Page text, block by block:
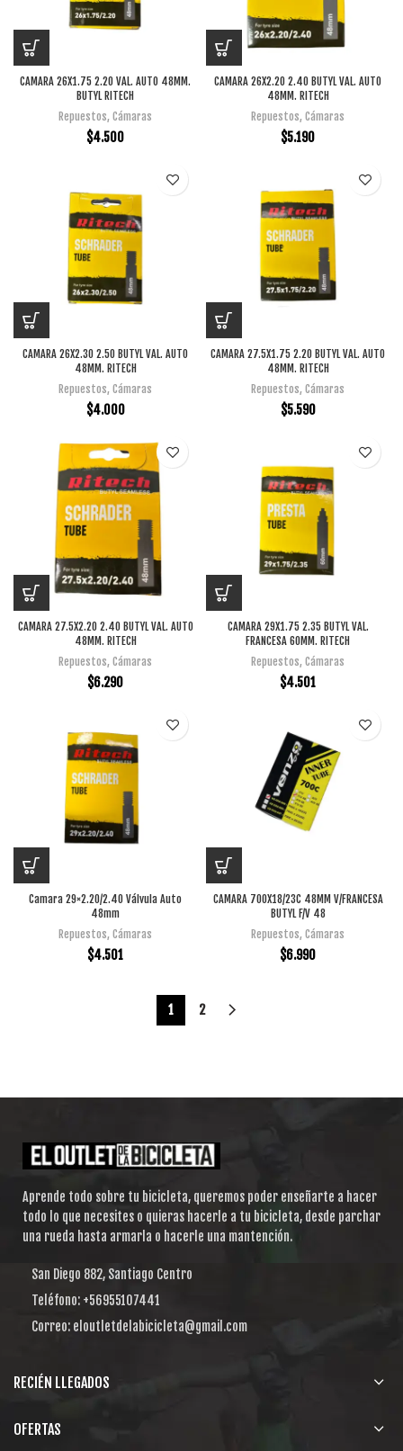
CAMARA 26X1.75 2.20 VAL. AUTO 48MM.
BUTYL RITECH
Repuestos, Cámaras
$4.500
CAMARA 26X2.20 2.40 BUTYL VAL. AUTO
48MM. RITECH
Repuestos, Cámaras
$5.190
CAMARA 26X2.30 2.50 BUTYL VAL. AUTO
48MM. RITECH
Repuestos, Cámaras
$4.000
CAMARA 27.5X1.75 2.20 BUTYL VAL. AUTO
48MM. RITECH
Repuestos, Cámaras
$5.590
CAMARA 27.5X2.20 2.40 BUTYL VAL. AUTO
48MM. RITECH
Repuestos, Cámaras
$6.290
CAMARA 29X1.75 2.35 BUTYL VAL.
FRANCESA 60MM. RITECH
Repuestos, Cámaras
$4.501
Camara 29×2.20/2.40 Válvula Auto
48mm
Repuestos, Cámaras
$4.501
CAMARA 700X18/23C 48MM V/FRANCESA
BUTYL F/V 48
Repuestos, Cámaras
$6.990
1 2
Aprende todo sobre tu bicicleta, queremos poder enseñarte a hacer
todo lo que necesites o quieras hacerle a tu bicicleta, desde parchar
una rueda hasta armarla o hacerle una mantención.
San Diego 882, Santiago Centro
Teléfono: +56955107441
Correo: eloutletdelabicicleta@gmail.com
RECIÉN LLEGADOS
OFERTAS